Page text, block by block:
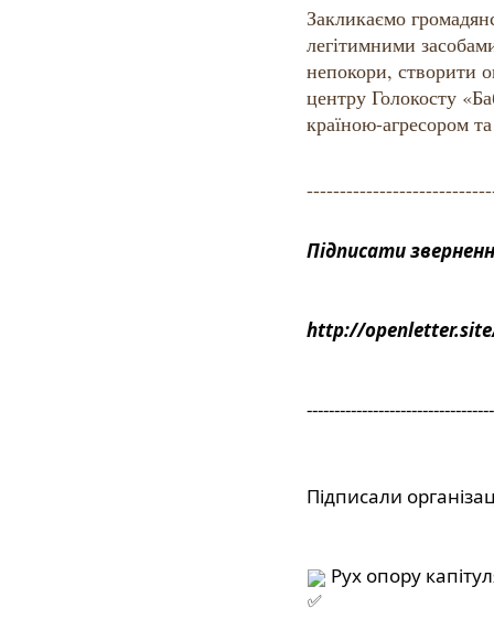
Закликаємо
легітимними
непокори, створити
центру Голокосту
країною-агресором
Підписати
http://
Підписали
Рух опору